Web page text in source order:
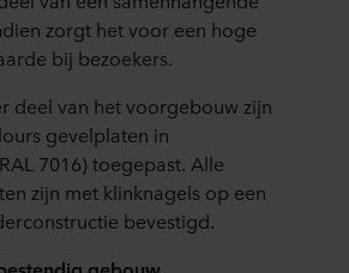
zorgt het voor een hoge
bij bezoekers.
deel van het voorgebouw zijn
gevelplaten in
7016) toegepast. Alle
zijn met klinknagels op een
bevestigd.
gebouw